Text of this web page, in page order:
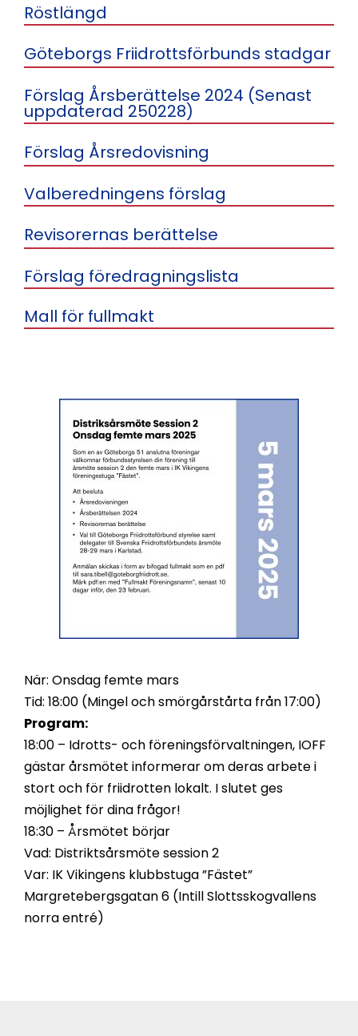
Röstlängd
Göteborgs Friidrottsförbunds stadgar
Förslag Årsberättelse 2024 (Senast
uppdaterad 250228)
Förslag Årsredovisning
Valberedningens förslag
Revisorernas berättelse
Förslag föredragningslista
Mall för fullmakt
När: Onsdag femte mars
Tid: 18:00 (Mingel och smörgårstårta från 17:00)
Program:
18:00 – Idrotts- och föreningsförvaltningen, IOFF
gästar årsmötet informerar om deras arbete i
stort och för friidrotten lokalt. I slutet ges
möjlighet för dina frågor!
18:30 – Årsmötet börjar
Vad: Distriktsårsmöte session 2
Var: IK Vikingens klubbstuga ”Fästet”
Margretebergsgatan 6 (Intill Slottsskogvallens
norra entré)